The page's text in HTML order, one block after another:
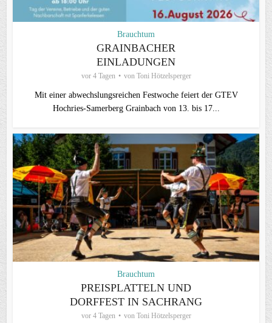
Brauchtum
GRAINBACHER
EINLADUNGEN
vor 4 Tagen von Toni Hötzelsperger
Mit einer abwechslungsreichen Festwoche feiert der GTEV
Hochries-Samerberg Grainbach von 13. bis 17...
Brauchtum
PREISPLATTELN UND
DORFFEST IN SACHRANG
vor 4 Tagen von Toni Hötzelsperger